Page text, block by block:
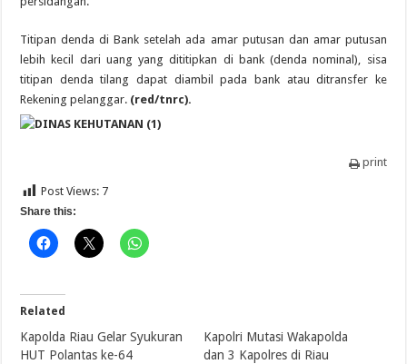
Titipan denda di Bank setelah ada amar putusan dan amar putusan
lebih kecil dari uang yang dititipkan di bank (denda nominal), sisa
titipan denda tilang dapat diambil pada bank atau ditransfer ke
Rekening pelanggar. (red/tnrc).
print
Post Views: 7
Share this:
Related
Kapolda Riau Gelar Syukuran
HUT Polantas ke-64
Kapolri Mutasi Wakapolda
dan 3 Kapolres di Riau